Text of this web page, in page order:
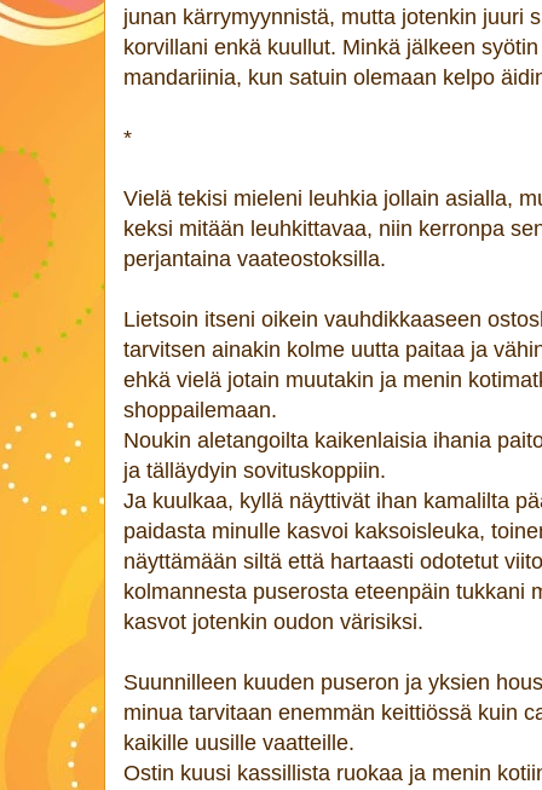
junan kärrymyynnistä, mutta jotenkin juuri
korvillani enkä kuullut. Minkä jälkeen
mandariinia, kun satuin olemaan kelpo
*
Vielä tekisi mieleni leuhkia jollain asialla,
keksi mitään leuhkittavaa, niin kerronpa
perjantaina vaateostoksilla.
Lietsoin itseni oikein vauhdikkaaseen
tarvitsen ainakin kolme uutta paitaa ja
ehkä vielä jotain muutakin ja menin
shoppailemaan.
Noukin aletangoilta kaikenlaisia ihania
ja tälläydyin sovituskoppiin.
Ja kuulkaa, kyllä näyttivät ihan kamalilta
paidasta minulle kasvoi kaksoisleuka,
näyttämään siltä että hartaasti odotetut
kolmannesta puserosta eteenpäin tukkani
kasvot jotenkin oudon värisiksi.
Suunnilleen kuuden puseron ja yksien
minua tarvitaan enemmän keittiössä kuin
kaikille uusille vaatteille.
Ostin kuusi kassillista ruokaa ja menin